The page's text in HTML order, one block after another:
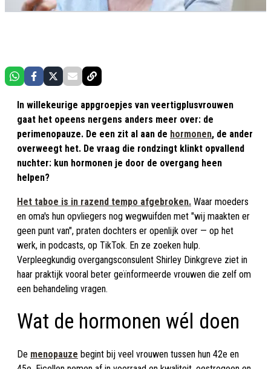
In willekeurige appgroepjes van veertigplusvrouwen
gaat het opeens nergens anders meer over: de
perimenopauze. De een zit al aan de hormonen, de ander
overweegt het. De vraag die rondzingt klinkt opvallend
nuchter: kun hormonen je door de overgang heen
helpen?
Het taboe is in razend tempo afgebroken. Waar moeders
en oma's hun opvliegers nog wegwuifden met "wij maakten er
geen punt van", praten dochters er openlijk over — op het
werk, in podcasts, op TikTok. En ze zoeken hulp.
Verpleegkundig overgangsconsulent Shirley Dinkgreve ziet in
haar praktijk vooral beter geïnformeerde vrouwen die zelf om
een behandeling vragen.
Wat de hormonen wél doen
De menopauze begint bij veel vrouwen tussen hun 42e en